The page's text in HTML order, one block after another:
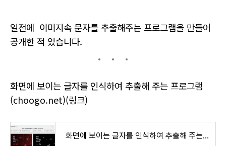
일전에 이미지속 문자를 추출해주는 프로그램을 만들어
공개한 적 있습니다.
화면에 보이는 글자를 인식하여 추출해 주는 프로그램
(choogo.net)(링크)
화면에 보이는 글자를 인식하여 추출해 주는 프로그램